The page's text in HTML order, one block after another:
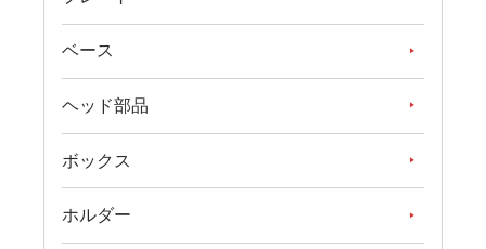
ベース
ヘッド部品
ボックス
ホルダー